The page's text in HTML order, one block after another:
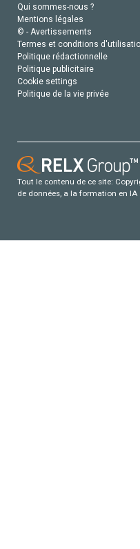
Qui sommes-nous ?
Mentions légales
© - Avertissements
Termes et conditions
Politique rédactionnelle
Politique publicitaire
Cookie settings
Politique de la vie privée
Tout le contenu de ce site:
de données, a la formation en